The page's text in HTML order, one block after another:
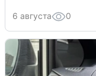
6 августа 0